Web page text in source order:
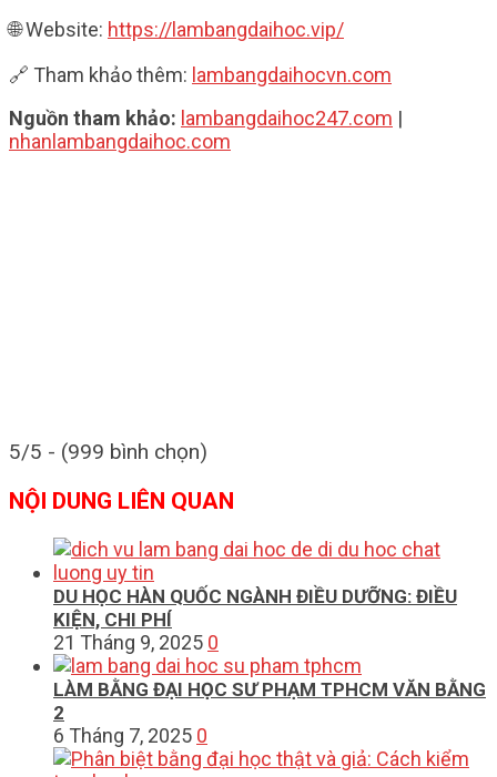
🌐 Website: https://lambangdaihoc.vip/
🔗 Tham khảo thêm: lambangdaihocvn.com
Nguồn tham khảo: lambangdaihoc247.com |
nhanlambangdaihoc.com
5/5 - (999 bình chọn)
NỘI DUNG LIÊN QUAN
DU HỌC HÀN QUỐC NGÀNH ĐIỀU DƯỠNG: ĐIỀU
KIỆN, CHI PHÍ
21 Tháng 9, 2025 0
LÀM BẰNG ĐẠI HỌC SƯ PHẠM TPHCM VĂN BẰNG
2
6 Tháng 7, 2025 0